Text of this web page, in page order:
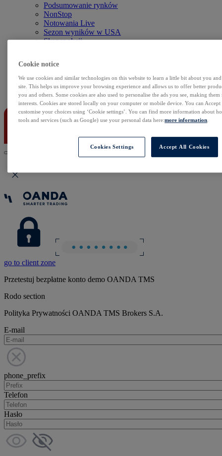
Podsumowanie rynków
NonStop
Notowania Live
Sezon wyników w USA
Skaner akcji
Sentyment Klientów
Rolowania
Kontakt
go to client zone
Przetestuj bezpłatne konto demo OANDA TMS
Rodo section
Polityka Prywatności OANDA TMS Brokers S.A.
E-mail
phone_prefix
Telefon
Hasło
Cookie notice
We use cookies and similar technologies on this website to learn a little bit about you
site. This helps us improve your browsing experience and allows us to offer better
you and others. Some cookies are also used to personalise the ads you see, making
interests. Cookies are stored locally on your computer or mobile device. You can
customise your choices using ‘Cookie settings’. You can find more information about
tools and services (such as Google) use your personal data here:more information
Cookies Settings Accept All Cookies